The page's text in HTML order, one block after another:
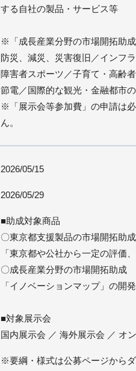
する自社の製品・サービス等
※「成長産業分野の市場開拓助
防災、減災、災害復旧／インフ
障害者スポーツ／子育て・高齢
節電／国際的な観光・金融都市
※「展示会等参加費」の申請は
ん。
2026/05/15
2026/05/29
■助成対象商品
〇東京都支援製品の市場開拓助成
「東京都や公社から一定の評価
〇成長産業分野の市場開拓助成
「イノベーションマップ」の開
■対象展示会
国内展示会 ／ 海外展示会 ／ オ
※要綱・様式は公募ページからダ